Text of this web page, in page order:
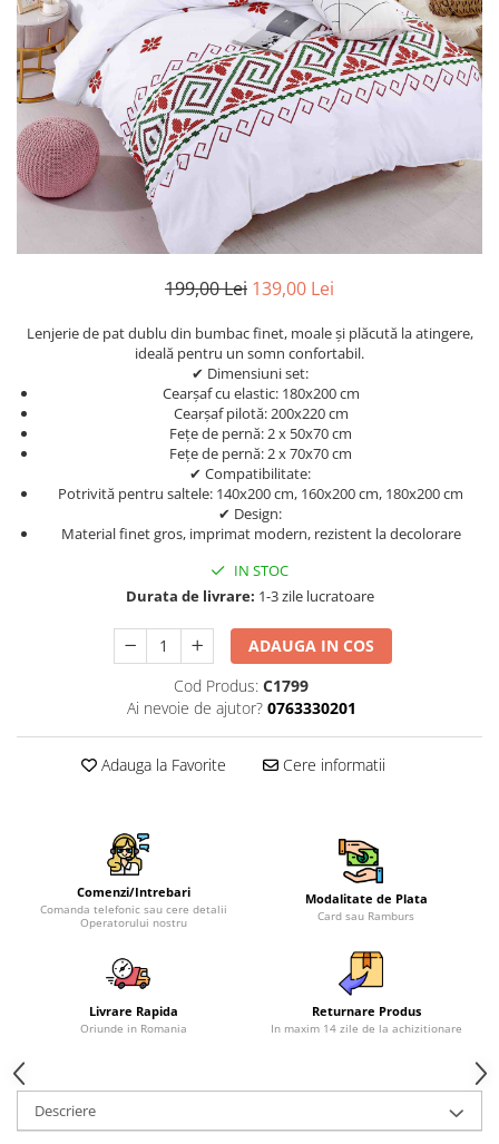
Cearceaf Normal
Lenjerii Pat Imprimeu 5D cu Elastic
Cearceaf cu Elastic pat 1 Persoana
Cearceaf cu Elastic pat 2 Persoane
Lenjerii Pat Inimi Brodate
Lenjerii Pat, Bumbac-Finet
Premium, 1 Persoana
Lenjerii Pat, Bumbac-Finet
Premium, 2 Persoane
199,00 Lei 139,00 Lei
Lenjerie de pat dublu din bumbac finet, moale și plăcută la atingere,
ideală pentru un somn confortabil.
✔ Dimensiuni set:
Cearșaf cu elastic: 180x200 cm
Cearșaf pilotă: 200x220 cm
Fețe de pernă: 2 x 50x70 cm
Fețe de pernă: 2 x 70x70 cm
✔ Compatibilitate:
Potrivită pentru saltele: 140x200 cm, 160x200 cm, 180x200 cm
✔ Design:
Material finet gros, imprimat modern, rezistent la decolorare
IN STOC
Durata de livrare: 1-3 zile lucratoare
ADAUGA IN COS
Cod Produs: C1799
Ai nevoie de ajutor? 0763330201
Adauga la Favorite Cere informatii
Comenzi/Intrebari
Comanda telefonic sau cere detalii
Operatorului nostru
Modalitate de Plata
Card sau Ramburs
Livrare Rapida
Oriunde in Romania
Returnare Produs
In maxim 14 zile de la achizitionare
Descriere